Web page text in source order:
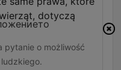
dotyczą
pytanie o możliwość